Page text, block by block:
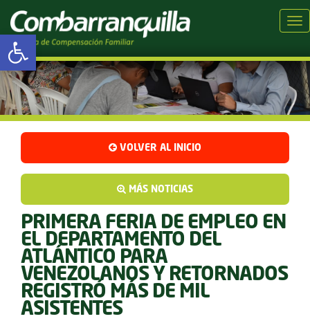
Abrir barra de herramientas
VOLVER AL INICIO
MÁS NOTICIAS
PRIMERA FERIA DE EMPLEO EN
EL DEPARTAMENTO DEL
ATLÁNTICO PARA
VENEZOLANOS Y RETORNADOS
REGISTRÓ MÁS DE MIL
ASISTENTES